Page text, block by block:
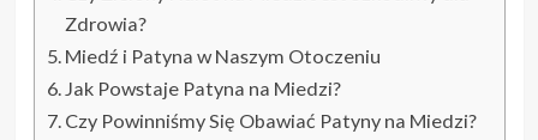
Zdrowia?
Miedź i Patyna w Naszym Otoczeniu
Jak Powstaje Patyna na Miedzi?
Czy Powinniśmy Się Obawiać Patyny na Miedzi?